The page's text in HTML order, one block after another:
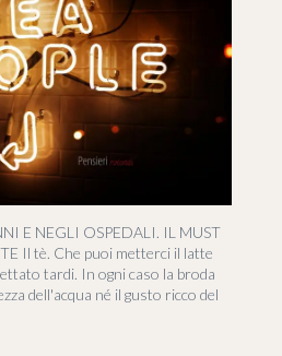
E NEGLI OSPEDALI. IL MUST
Il tè. Che puoi metterci il latte
tardi. In ogni caso la broda
dell'acqua né il gusto ricco del